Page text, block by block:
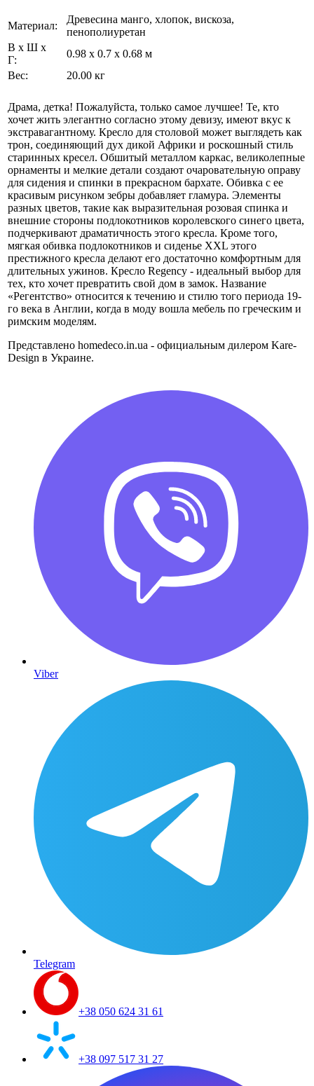
Материал:
Древесина манго, хлопок, вискоза,
пенополиуретан
В х Ш х
Г:
0.98 x 0.7 x 0.68 м
Вес:
20.00 кг
Драма, детка! Пожалуйста, только самое лучшее! Те, кто
хочет жить элегантно согласно этому девизу, имеют вкус к
экстравагантному. Кресло для столовой может выглядеть как
трон, соединяющий дух дикой Африки и роскошный стиль
старинных кресел. Обшитый металлом каркас, великолепные
орнаменты и мелкие детали создают очаровательную оправу
для сидения и спинки в прекрасном бархате. Обивка с ее
красивым рисунком зебры добавляет гламура. Элементы
разных цветов, такие как выразительная розовая спинка и
внешние стороны подлокотников королевского синего цвета,
подчеркивают драматичность этого кресла. Кроме того,
мягкая обивка подлокотников и сиденье XXL этого
престижного кресла делают его достаточно комфортным для
длительных ужинов. Кресло Regency - идеальный выбор для
тех, кто хочет превратить свой дом в замок. Название
«Регентство» относится к течению и стилю того периода 19-
го века в Англии, когда в моду вошла мебель по греческим и
римским моделям.
Представлено homedeco.in.ua - официальным дилером Kare-
Design в Украине.
Viber
Telegram
+38 050 624 31 61
+38 097 517 31 27